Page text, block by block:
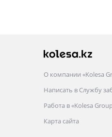
О компании «Kolesa
Написать в Службу
Работа в «Kolesa
Карта сайта